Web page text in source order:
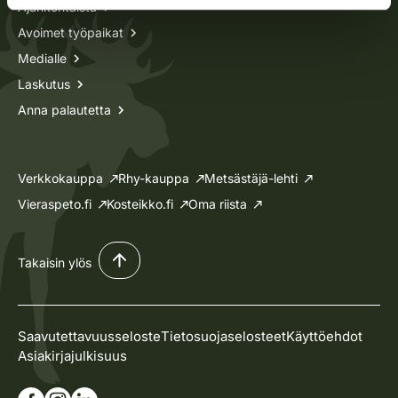
Ajankohtaista
Avoimet työpaikat
Medialle
Laskutus
Anna palautetta
Verkkokauppa Rhy-kauppa
Metsästäjä-lehti
Vieraspeto.fi
Kosteikko.fi Oma riista
Takaisin ylös
SaavutettavuusselosteTietosuojaselosteetKäyttöehdot
Asiakirjajulkisuus